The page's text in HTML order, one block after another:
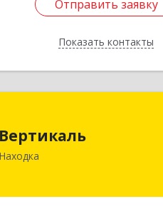
Отправить заявку
Показать контакты
Отправить заявку
Назад
Вертикаль
Находка
692928, Приморский край,